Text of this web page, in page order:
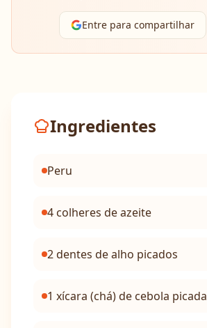
Entre para compartilhar
Ingredientes
Peru
4 colheres de azeite
2 dentes de alho picados
1 xícara (chá) de cebola picada